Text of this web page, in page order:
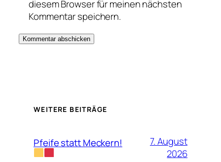
diesem Browser für meinen nächsten
Kommentar speichern.
WEITERE BEITRÄGE
Pfeife statt Meckern!
7. August
2026